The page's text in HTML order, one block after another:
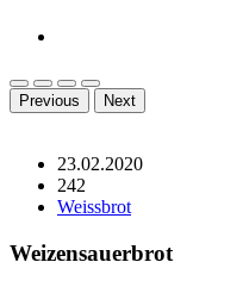
Previous Next
23.02.2020
242
Weissbrot
Weizensauerbrot